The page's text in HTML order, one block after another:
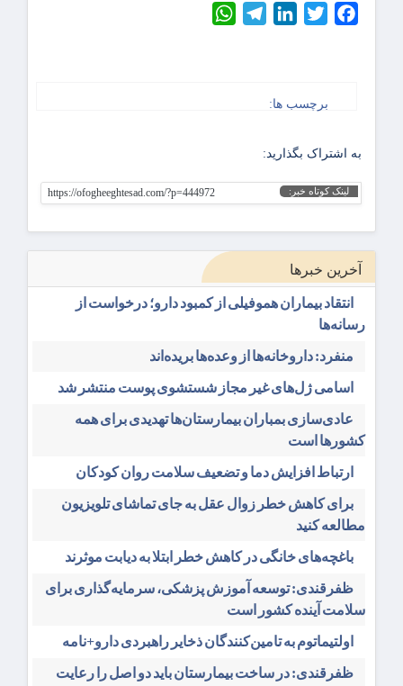
Facebook
Twitter
LinkedIn
Telegram
برچسب ها:
به اشتراک بگذارید:
لینک کوتاه خبر: https://ofogheeghtesad.com/?p=444972
آخرین خبرها
انتقاد بیماران هموفیلی از کمبود دارو؛ درخواست از
رسانه‌ها
منفرد: داروخانه‌ها از وعده‌ها بریده‌اند
اسامی ژل‌های غیر مجاز شستشوی پوست منتشر شد
عادی‌سازی بمباران بیمارستان‌ها تهدیدی برای همه
کشورها است
ارتباط افزایش دما و تضعیف سلامت روان کودکان
برای کاهش خطر زوال عقل به جای تماشای تلویزیون
مطالعه کنید
باغچه‌های خانگی در کاهش خطر ابتلا به دیابت موثرند
ظفرقندی: توسعه آموزش پزشکی، سرمایه‌گذاری برای
سلامت آینده کشور است
اولتیماتوم به تامین‌کنندگان ذخایر راهبردی دارو+نامه
ظفرقندی: در ساخت بیمارستان باید دو اصل را رعایت